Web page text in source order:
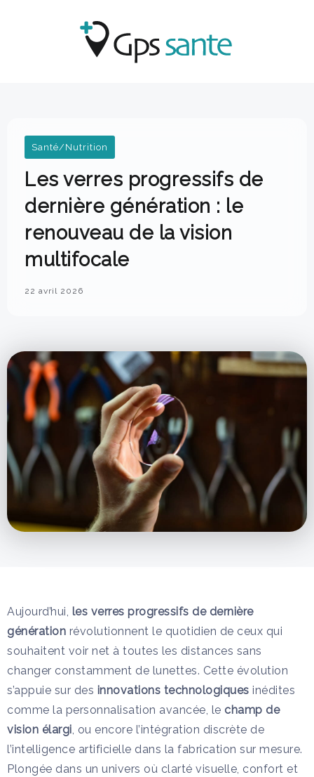
Santé/Nutrition
Les verres progressifs de
dernière génération : le
renouveau de la vision
multifocale
22 avril 2026
Aujourd’hui, les verres progressifs de dernière
génération révolutionnent le quotidien de ceux qui
souhaitent voir net à toutes les distances sans
changer constamment de lunettes. Cette évolution
s’appuie sur des innovations technologiques inédites
comme la personnalisation avancée, le champ de
vision élargi, ou encore l’intégration discrète de
l’intelligence artificielle dans la fabrication sur mesure.
Plongée dans un univers où clarté visuelle, confort et